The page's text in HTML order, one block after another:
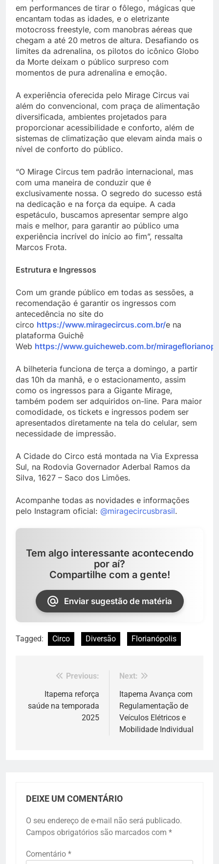
em performances de tirar o fôlego, mágicas que
encantam todas as idades, e o eletrizante
motocross freestyle, com manobras aéreas que
chegam a até 20 metros de altura. Desafiando os
limites da adrenalina, os pilotos do icônico Globo
da Morte deixam o público surpreso com
momentos de pura adrenalina e emoção.
A experiência oferecida pelo Mirage Circus vai
além do convencional, com praça de alimentação
diversificada, ambientes projetados para
proporcionar acessibilidade e conforto, além de
sistemas de climatização que elevam ainda mais o
nível de conforto do público.
“O Mirage Circus tem padrão internacional, mas
com uma maneira de conduzir que é
exclusivamente nossa. O segredo do sucesso está
na dedicação e na força da equipe. A cada
espetáculo, buscamos apresentar sempre algo
mais e melhor, para garantir ao público uma
experiência incrível do início ao fim”, ressalta
Marcos Frota.
Estrutura e Ingressos
Com um grande público em todas as sessões, a
recomendação é garantir os ingressos com
antecedência no site do
circo https://www.miragecircus.com.br/e na
plataforma Guichê
Web https://www.guicheweb.com.br/
A bilheteria funciona de terça a domingo, a partir
das 10h da manhã, e o estacionamento, assim
como os ingressos para a Gigante Mirage,
também podem ser adquiridos on-line. Para maior
comodidade, os tickets e ingressos podem ser
apresentados diretamente na tela do celular, sem
necessidade de impressão.
A Cidade do Circo está montada na Via Expressa
Sul, na Rodovia Governador Aderbal Ramos da
Silva, 1627 – Saco dos Limões.
Acompanhe todas as novidades e informações
pelo Instagram oficial: @miragecircusbrasil.
Tem algo interessante acontecendo
por aí?
Compartilhe com a gente!
Enviar sugestão de matéria
Tagged: Circo Diversão Florianópolis
Navegação
Previous:
Itapema reforça
saúde na temporada
2025
Next:
Itapema Avança com
Regulamentação de
Veículos Elétricos e
Mobilidade Individual
DEIXE UM COMENTÁRIO
O seu endereço de e-mail não será publicado.
Campos obrigatórios são marcados com *
Comentário *